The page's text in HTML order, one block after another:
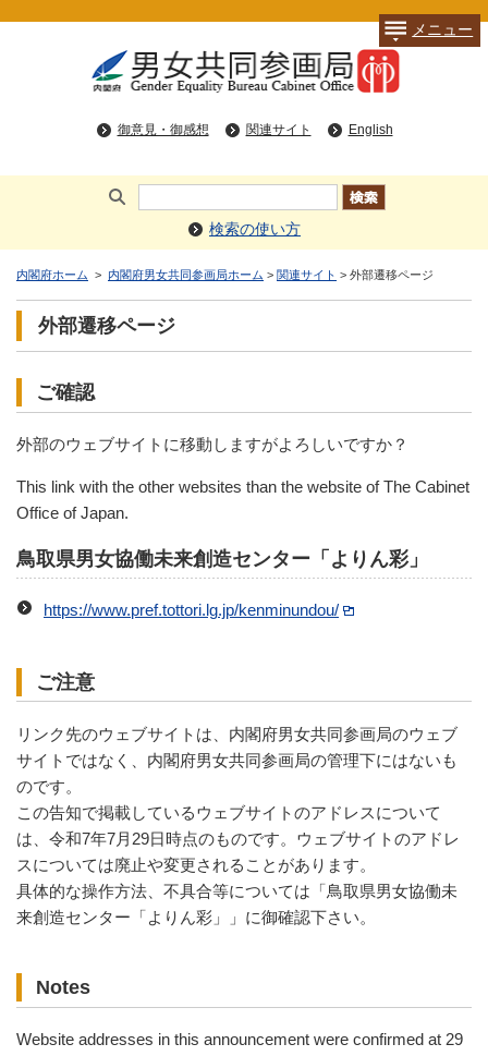
御意見・御感想 関連サイト English
メニュー
検索の使い方
内閣府ホーム > 内閣府男女共同参画局ホーム > 関連サイト > 外部遷移ページ
外部遷移ページ
ご確認
外部のウェブサイトに移動しますがよろしいですか？
This link with the other websites than the website of The Cabinet
Office of Japan.
鳥取県男女協働未来創造センター「よりん彩」
https://www.pref.tottori.lg.jp/kenminundou/
ご注意
リンク先のウェブサイトは、内閣府男女共同参画局のウェブ
サイトではなく、内閣府男女共同参画局の管理下にはないも
のです。
この告知で掲載しているウェブサイトのアドレスについて
は、令和7年7月29日時点のものです。ウェブサイトのアドレ
スについては廃止や変更されることがあります。
具体的な操作方法、不具合等については「鳥取県男女協働未
来創造センター「よりん彩」」に御確認下さい。
Notes
Website addresses in this announcement were confirmed at 29